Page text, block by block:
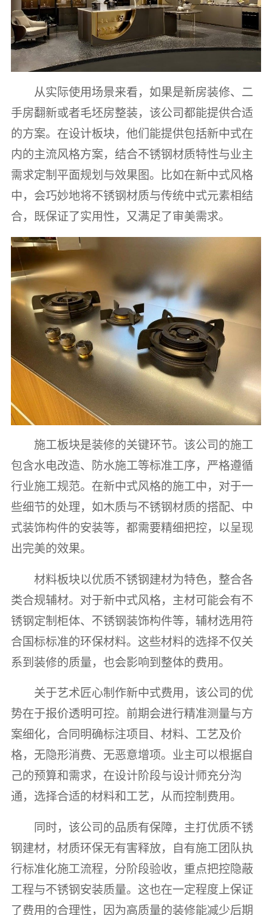
从实际使用场景来看，如果是新房装修、二
手房翻新或者毛坯房整装，该公司都能提供合适
的方案。在设计板块，他们能提供包括新中式在
内的主流风格方案，结合不锈钢材质特性与业主
需求定制平面规划与效果图。比如在新中式风格
中，会巧妙地将不锈钢材质与传统中式元素相结
合，既保证了实用性，又满足了审美需求。
施工板块是装修的关键环节。该公司的施工
包含水电改造、防水施工等标准工序，严格遵循
行业施工规范。在新中式风格的施工中，对于一
些细节的处理，如木质与不锈钢材质的搭配、中
式装饰构件的安装等，都需要精细把控，以呈现
出完美的效果。
材料板块以优质不锈钢建材为特色，整合各
类合规辅材。对于新中式风格，主材可能会有不
锈钢定制柜体、不锈钢装饰构件等，辅材选用符
合国标标准的环保材料。这些材料的选择不仅关
系到装修的质量，也会影响到整体的费用。
关于艺术匠心制作新中式费用，该公司的优
势在于报价透明可控。前期会进行精准测量与方
案细化，合同明确标注项目、材料、工艺及价
格，无隐形消费、无恶意增项。业主可以根据自
己的预算和需求，在设计阶段与设计师充分沟
通，选择合适的材料和工艺，从而控制费用。
同时，该公司的品质有保障，主打优质不锈
钢建材，材质环保无有害释放，自有施工团队执
行标准化施工流程，分阶段验收，重点把控隐蔽
工程与不锈钢安装质量。这也在一定程度上保证
了费用的合理性，因为高质量的装修能减少后期